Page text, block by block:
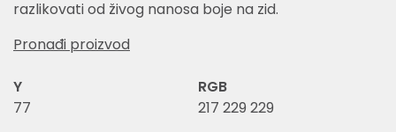
razlikovati od živog nanosa boje na zid.
Pronađi proizvod
Y
77
RGB
217 229 229